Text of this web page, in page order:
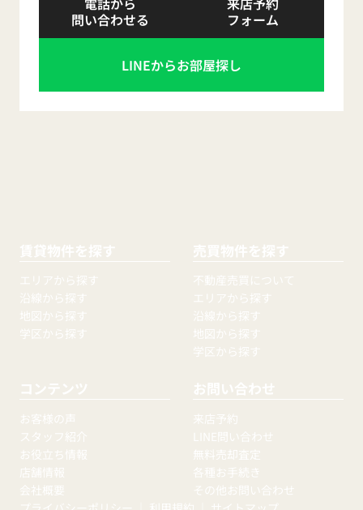
問い合わせる
フォーム
LINEからお部屋探し
賃貸物件を探す
エリアから探す
沿線から探す
地図から探す
学区から探す
売買物件を探す
不動産売買について
エリアから探す
沿線から探す
地図から探す
学区から探す
コンテンツ
お客様の声
スタッフ紹介
お役立ち情報
店舗情報
会社概要
お問い合わせ
来店予約
LINE問い合わせ
無料売却査定
各種お手続き
その他お問い合わせ